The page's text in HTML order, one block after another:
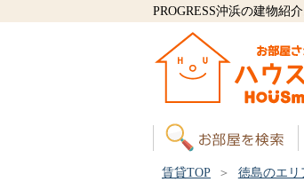
PROGRESS沖浜の建物紹
賃貸TOP 徳島のエリ